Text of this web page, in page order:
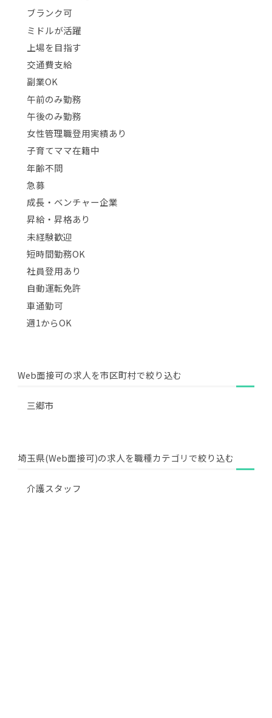
ブランク可
ミドルが活躍
上場を目指す
交通費支給
副業OK
午前のみ勤務
午後のみ勤務
女性管理職登用実績あり
子育てママ在籍中
年齢不問
急募
成長・ベンチャー企業
昇給・昇格あり
未経験歓迎
短時間勤務OK
社員登用あり
自動運転免許
車通勤可
週1からOK
Web面接可の求人を市区町村で絞り込む
三郷市
埼玉県(Web面接可)の求人を職種カテゴリで絞り込む
介護スタッフ